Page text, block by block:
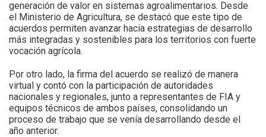
generación de valor en sistemas agroalimentarios. Desde
el Ministerio de Agricultura, se destacó que este tipo de
acuerdos permiten avanzar hacia estrategias de desarrollo
más integradas y sostenibles para los territorios con fuerte
vocación agrícola.
Por otro lado, la firma del acuerdo se realizó de manera
virtual y contó con la participación de autoridades
nacionales y regionales, junto a representantes de FIA y
equipos técnicos de ambos países, consolidando un
proceso de trabajo que se venía desarrollando desde el
año anterior.